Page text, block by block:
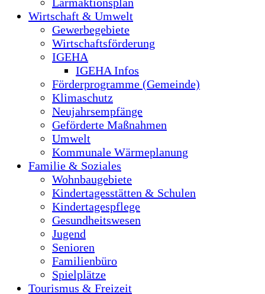
Wirtschaft & Umwelt
Gewerbegebiete
Wirtschaftsförderung
IGEHA
IGEHA Infos
Förderprogramme (Gemeinde)
Klimaschutz
Neujahrsempfänge
Geförderte Maßnahmen
Umwelt
Kommunale Wärmeplanung
Familie & Soziales
Wohnbaugebiete
Kindertagesstätten & Schulen
Kindertagespflege
Gesundheitswesen
Jugend
Senioren
Familienbüro
Spielplätze
Tourismus & Freizeit